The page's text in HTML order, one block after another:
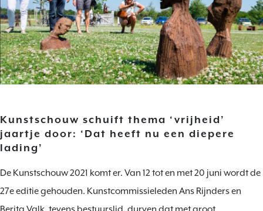
Kunstschouw schuift thema ‘vrijheid’
jaartje door: ‘Dat heeft nu een diepere
lading’
De Kunstschouw 2021 komt er. Van 12 tot en met 20 juni wordt de
27e editie gehouden. Kunstcommissieleden Ans Rijnders en